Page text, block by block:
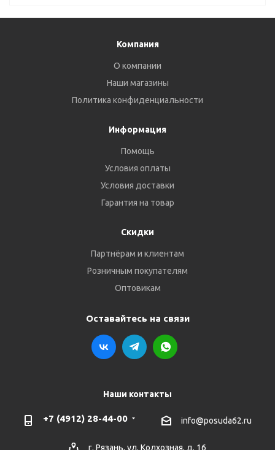
Компания
О компании
Наши магазины
Политика конфиденциальности
Информация
Помощь
Условия оплаты
Условия доставки
Гарантия на товар
Скидки
Партнёрам и клиентам
Розничным покупателям
Оптовикам
Оставайтесь на связи
Наши контакты
+7 (4912) 28-44-00 info@posuda62.ru
г. Рязань, ул. Колхозная, д. 16